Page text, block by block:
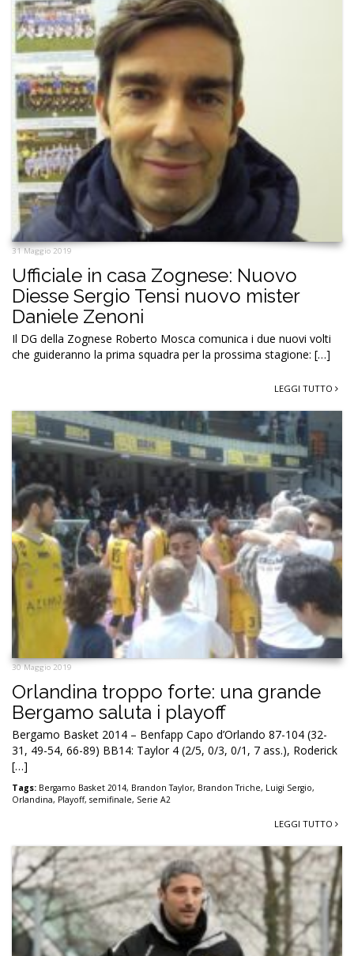
31 Maggio 2019
Ufficiale in casa Zognese: Nuovo
Diesse Sergio Tensi nuovo mister
Daniele Zenoni
Il DG della Zognese Roberto Mosca comunica i due nuovi volti
che guideranno la prima squadra per la prossima stagione: […]
LEGGI TUTTO
30 Maggio 2019
Orlandina troppo forte: una grande
Bergamo saluta i playoff
Bergamo Basket 2014 – Benfapp Capo d’Orlando 87-104 (32-
31, 49-54, 66-89) BB14: Taylor 4 (2/5, 0/3, 0/1, 7 ass.), Roderick
[…]
Tags: Bergamo Basket 2014, Brandon Taylor, Brandon Triche, Luigi Sergio,
Orlandina, Playoff, semifinale, Serie A2
LEGGI TUTTO